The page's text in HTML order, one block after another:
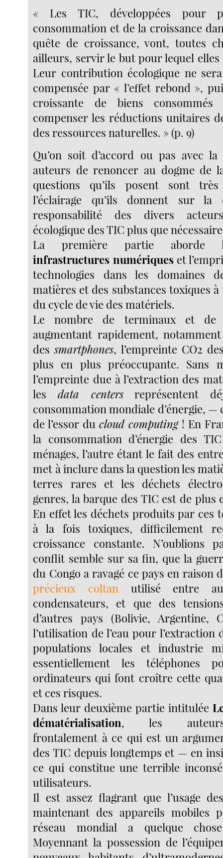
« Les TIC, développées pour
consommation et de la croissance
quête de croissance, vont, toutes
ailleurs, servir le but pour lequel elles
Leur contribution écologique ne
compensée par « l’effet rebond »,
croissante de biens
compenser les réductions unitaires
des ressources naturelles. » (p. 9)
Qu’on soit d’accord ou pas avec
auteurs de renoncer au dogme de
questions qu’ils posent sont
l’éclairage qu’ils donnent sur
responsabilité des divers
écologique des TIC plus que
La première partie aborde
infrastructures numériqueset
technologies dans les domaines
matières et des substances toxiques à
du cycle de vie des matériels.
Le nombre de terminaux et de
augmentant rapidement,
dessmartphones, l’empreinte CO2
plus en plus préoccupante. Sans
l’empreinte due à l’extraction des
les data centersreprésentent
consommation mondiale d’énergie, —
de l’essor ducloud computing! En
la consommation d’énergie des
ménages, l’autre étant le fait des
met à inclure dans la question les
terres rares et les déchets
genres, la barque des TIC est de plus
En effet les déchets produits par ces
à la fois toxiques, difficilement
croissance constante. N’oublions
conflit semble sur sa fin, que la
du Congo a ravagé ce pays en raison
précieux coltanutilisé entre
condensateurs, et que des
d’autres pays (Bolivie, Argentine,
l’utilisation de l’eau pour
populations locales et industrie
essentiellement les téléphones
ordinateurs qui font croître cette
et ces risques.
Dans leur deuxième partie intitulée
dématérialisation, les auteurs
frontalement à ce qui est un
des TIC depuis longtemps et — en
ce qui constitue une terrible
utilisateurs.
Il est assez flagrant que l’usage
maintenant des appareils mobiles
réseau mondial a quelque
Moyennant la possession de